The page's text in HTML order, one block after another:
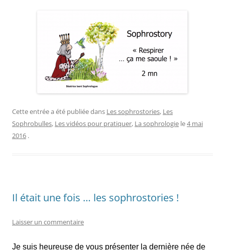
Cette entrée a été publiée dans Les sophrostories, Les
Sophrobulles, Les vidéos pour pratiquer, La sophrologie le4 mai
2016 .
Il était une fois … les sophrostories !
Laisser un commentaire
Je suis heureuse de vous présenter la dernière née de